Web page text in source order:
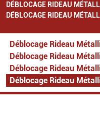
DÉBLOCAGE RIDEAU
DÉBLOCAGE RIDEAU
Déblocage Rideau
Déblocage Rideau
Déblocage Rideau
Déblocage Rideau